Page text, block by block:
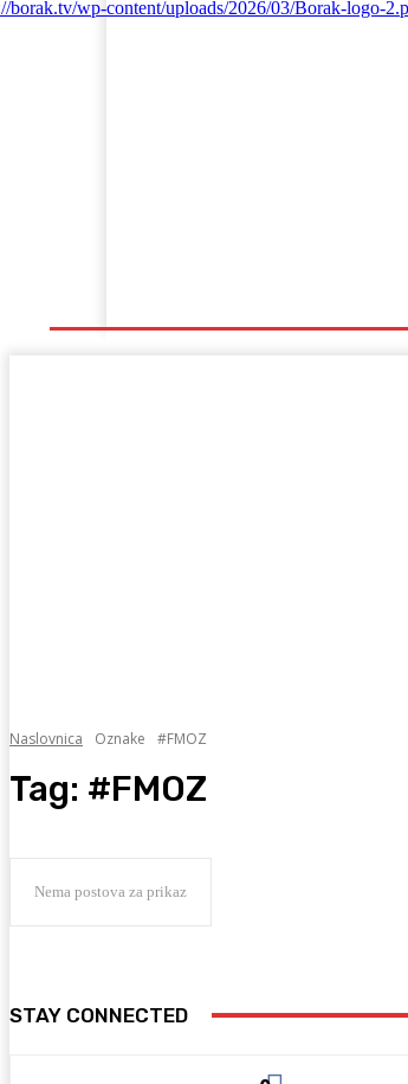
Naslovnica Oznake #FMOZ
Tag: #FMOZ
Nema postova za prikaz
STAY CONNECTED